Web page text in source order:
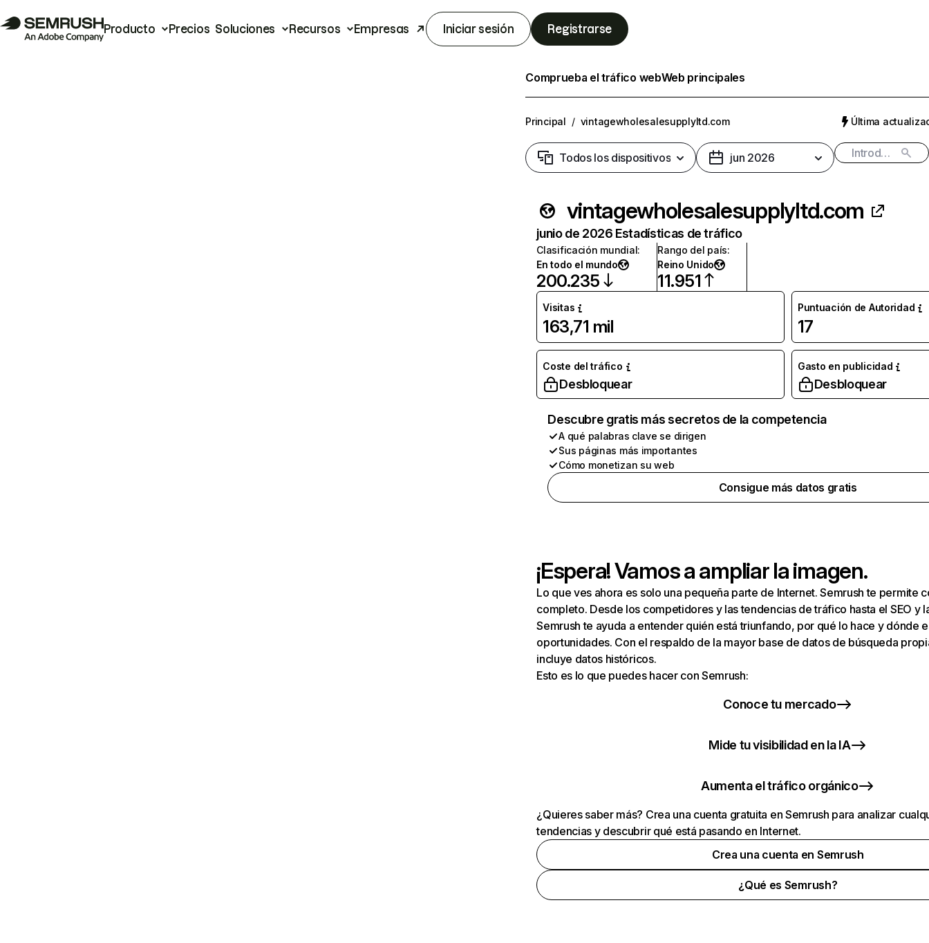
Producto Precios Soluciones Recursos Empresas Iniciar sesión Registrarse
Comprueba el tráfico webWeb principales
Principal / vintagewholesalesupplyltd.com Última
Todos los dispositivos jun 2026
vintagewholesalesupplyltd.com
junio de 2026 Estadísticas de tráfico
Clasificación mundial:
En todo el mundo
200.235
Rango del país:
Reino Unido
11.951
Visitas
163,71 mil
Puntuación de Autoridad
17
Coste del tráfico
Desbloquear
Gasto en publicidad
Desbloquear
Descubre gratis más secretos de la competencia
A qué palabras clave se dirigen
Sus páginas más importantes
Cómo monetizan su web
Consigue más datos gratis
¡Espera! Vamos a ampliar la imagen.
Lo que ves ahora es solo una pequeña parte de Internet. Semrush te permite
completo. Desde los competidores y las tendencias de tráfico hasta el SEO y
Semrush te ayuda a entender quién está triunfando, por qué lo hace y dónde
oportunidades. Con el respaldo de la mayor base de datos de búsqueda
incluye datos históricos.
Esto es lo que puedes hacer con Semrush:
Conoce tu mercado
Mide tu visibilidad en la IA
Aumenta el tráfico orgánico
¿Quieres saber más? Crea una cuenta gratuita en Semrush para analizar
tendencias y descubrir qué está pasando en Internet.
Crea una cuenta en Semrush
¿Qué es Semrush?